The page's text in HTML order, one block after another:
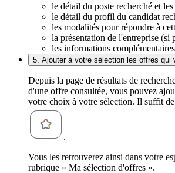
le détail du poste recherché et
le détail du profil du candidat
les modalités pour répondre à
la présentation de l'entreprise (si
les informations
5. Ajouter à votre sélection les offres qui
Depuis la page de résultats de
d'une offre consultée, vous pouvez
votre choix à votre sélection. Il suffit
.
Vous les retrouverez ainsi dans votre
rubrique « Ma sélection d'offres ».